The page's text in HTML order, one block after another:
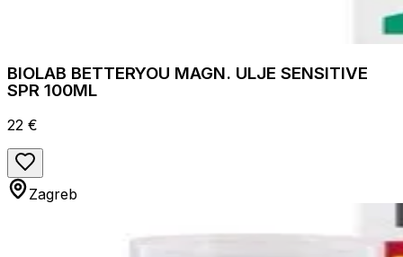
BIOLAB BETTERYOU MAGN. ULJE SENSITIVE
SPR 100ML
22 €
Zagreb